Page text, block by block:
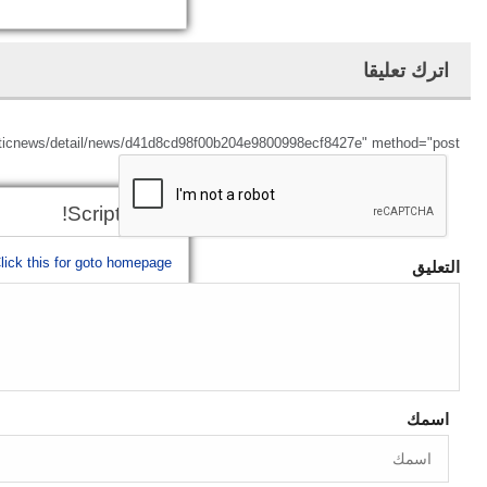
اترك تعليقا
Script Error!
this for goto homepage.
detail/news/d41d8cd98f00b204e9800998ecf8427e" method="post">
اسمك
التعليق